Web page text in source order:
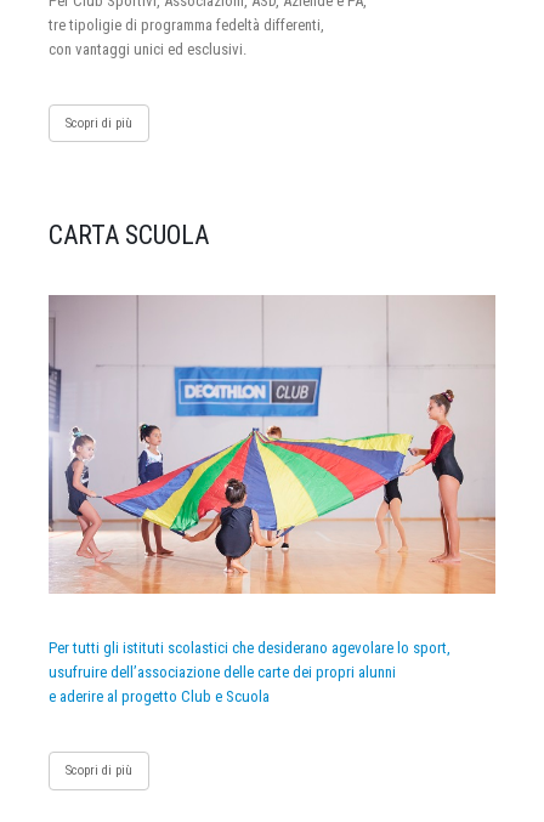
tre tipoligie di programma fedeltà differenti,
con vantaggi unici ed esclusivi.
Scopri di più
CARTA SCUOLA
Per tutti gli istituti scolastici che desiderano agevolare lo sport,
usufruire dell’associazione delle carte dei propri alunni
e aderire al progetto Club e Scuola
Scopri di più